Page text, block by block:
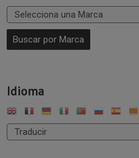
Idioma